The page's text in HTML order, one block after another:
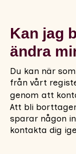
Kan jag
ändra
Du kan när
från vårt
genom att
Att bli
sparar någon
kontakta dig